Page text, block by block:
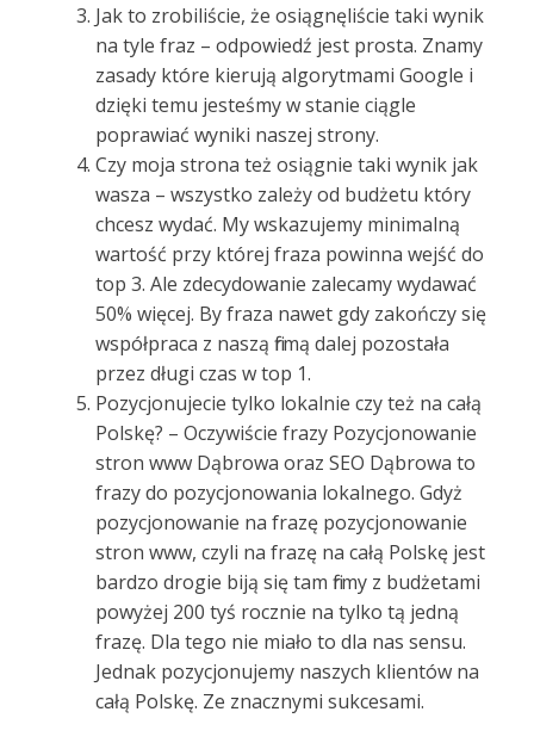
Jak to zrobiliście, że osiągnęliście taki wynik
na tyle fraz – odpowiedź jest prosta. Znamy
zasady które kierują algorytmami Google i
dzięki temu jesteśmy w stanie ciągle
poprawiać wyniki naszej strony.
Czy moja strona też osiągnie taki wynik jak
wasza – wszystko zależy od budżetu który
chcesz wydać. My wskazujemy minimalną
wartość przy której fraza powinna wejść do
top 3. Ale zdecydowanie zalecamy wydawać
50% więcej. By fraza nawet gdy zakończy się
współpraca z naszą firmą dalej pozostała
przez długi czas w top 1.
Pozycjonujecie tylko lokalnie czy też na całą
Polskę? – Oczywiście frazy Pozycjonowanie
stron www Dąbrowa oraz SEO Dąbrowa to
frazy do pozycjonowania lokalnego. Gdyż
pozycjonowanie na frazę pozycjonowanie
stron www, czyli na frazę na całą Polskę jest
bardzo drogie biją się tam firmy z budżetami
powyżej 200 tyś rocznie na tylko tą jedną
frazę. Dla tego nie miało to dla nas sensu.
Jednak pozycjonujemy naszych klientów na
całą Polskę. Ze znacznymi sukcesami.